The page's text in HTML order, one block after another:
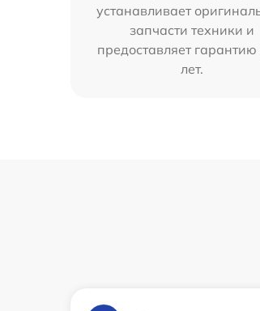
устанавливает
запчасти техники и
предоставляет гарантию
лет.